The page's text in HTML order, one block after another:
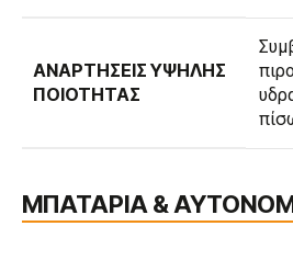
ΑΝΑΡΤΉΣΕΙΣ ΥΨΗΛΉΣ
ΠΟΙΌΤΗΤΑΣ
ΜΠΑΤΑΡΙΑ &